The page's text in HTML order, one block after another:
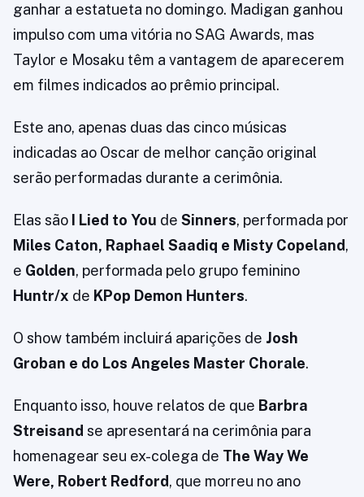
ganhar a estatueta no domingo. Madigan ganhou
impulso com uma vitória no SAG Awards, mas
Taylor e Mosaku têm a vantagem de aparecerem
em filmes indicados ao prêmio principal.
Este ano, apenas duas das cinco músicas
indicadas ao Oscar de melhor canção original
serão performadas durante a cerimônia.
Elas são I Lied to You de Sinners, performada por
Miles Caton, Raphael Saadiq e Misty Copeland,
e Golden, performada pelo grupo feminino
Huntr/x de KPop Demon Hunters.
O show também incluirá aparições de Josh
Groban e do Los Angeles Master Chorale.
Enquanto isso, houve relatos de que Barbra
Streisand se apresentará na cerimônia para
homenagear seu ex-colega de The Way We
Were, Robert Redford, que morreu no ano